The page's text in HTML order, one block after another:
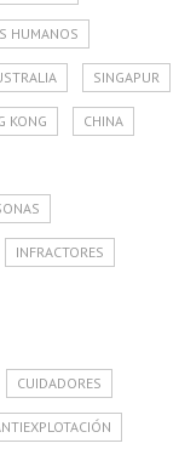
HUMANOS
SINGAPUR
KONG CHINA
INFRACTORES
CUIDADORES